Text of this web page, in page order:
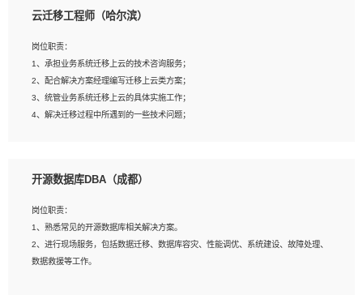
岗位要求：
2、熟悉tensorflow，keras，pytorch等常规深度学习框架，快速根据客户需求实现
有效的模型；
3、熟悉掌握至少一种编程语言，如：Python，Java；
4、 熟悉NLP相关算法与实现；
5、至少有一次及以上问答系统的项目实践，熟悉问答系统全流程开发者优先；
云迁移工程师（哈尔滨）
岗位职责：
1、承担业务系统迁移上云的技术咨询服务；
2、配合解决方案经理编写迁移上云类方案；
3、统管业务系统迁移上云的具体实施工作；
4、解决迁移过程中所遇到的一些技术问题；
1、专科及以上学历，三年以上工作经验，计算机等相关专业；
3、熟悉常见操作系统、存储、网络、 IO 等相关原理；
4、具有迁移工具实操经验，具备P2V、V2V迁移能力；
5、熟练华为、VMware虚拟化、云计算及云存储技术；
6、熟悉主流数据库、应用服务器、中间件部署架构和运维方法；
开源数据库DBA（成都）
岗位职责：
1、熟悉常见的开源数据库相关解决方案。
2、进行现场服务，包括数据迁移、数据库容灾、性能调优、系统建设、故障处理、
数据救援等工作。